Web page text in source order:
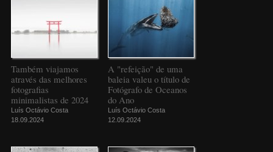
Também viajamos
através das melhores
fotografias
minimalistas de 2024
Luís Octávio Costa
18.09.2024
A "refeição" de uma
baleia valeu o título de
Fotógrafo de Oceanos
do Ano
Luís Octávio Costa
12.09.2024